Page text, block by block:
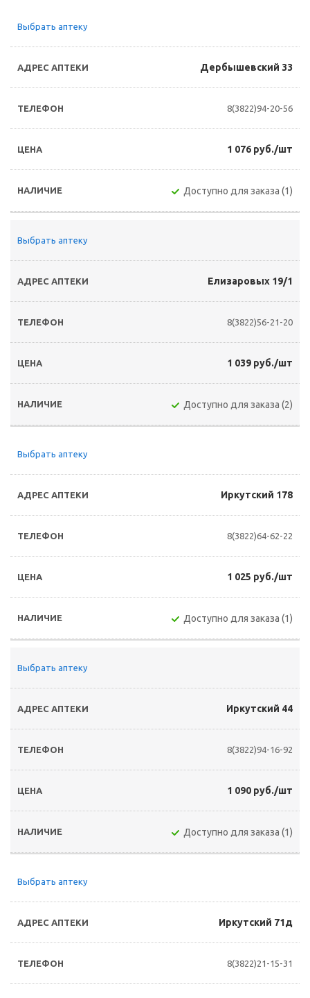
Выбрать аптеку
Дербышевский 33
8(3822)94-20-56
1 076 руб./шт
Доступно для заказа (1)
Выбрать аптеку
Елизаровых 19/1
8(3822)56-21-20
1 039 руб./шт
Доступно для заказа (2)
Выбрать аптеку
Иркутский 178
8(3822)64-62-22
1 025 руб./шт
Доступно для заказа (1)
Выбрать аптеку
Иркутский 44
8(3822)94-16-92
1 090 руб./шт
Доступно для заказа (1)
Выбрать аптеку
Иркутский 71д
8(3822)21-15-31